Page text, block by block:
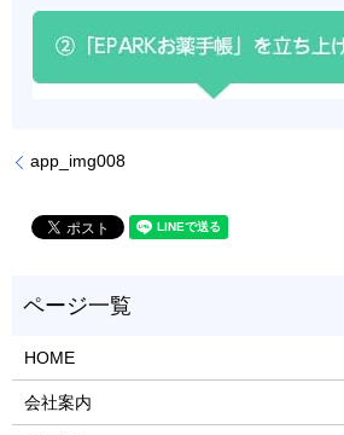
app_img008
HOME
会社案内